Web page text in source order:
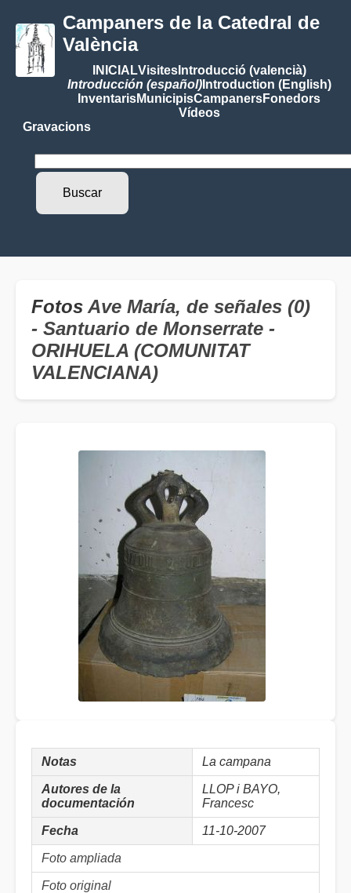
Campaners de la Catedral de
València
INICIALVisitesIntroducció (valencià)
Introducción (español)Introduction (English)
InventarisMunicipisCampanersFonedors
Vídeos
Gravacions
Fotos Ave María, de señales (0)
- Santuario de Monserrate -
ORIHUELA (COMUNITAT
VALENCIANA)
Notas La campana
Autores de la
documentación
LLOP i BAYO,
Francesc
Fecha 11-10-2007
Foto ampliada
Foto original